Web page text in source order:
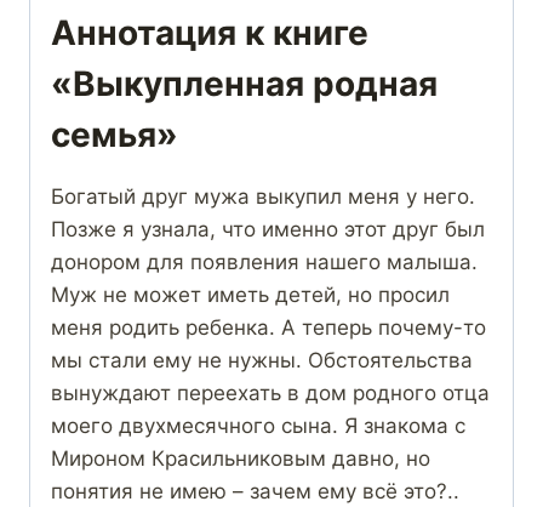
Аннотация к книге
«Выкупленная родная
семья»
Богатый друг мужа выкупил меня у него.
Позже я узнала, что именно этот друг был
донором для появления нашего малыша.
Муж не может иметь детей, но просил
меня родить ребенка. А теперь почему-то
мы стали ему не нужны. Обстоятельства
вынуждают переехать в дом родного отца
моего двухмесячного сына. Я знакома с
Мироном Красильниковым давно, но
понятия не имею – зачем ему всё это?..